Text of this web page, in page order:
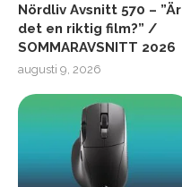
Nördliv Avsnitt 570 – ”Är
det en riktig film?” /
SOMMARAVSNITT 2026
augusti 9, 2026